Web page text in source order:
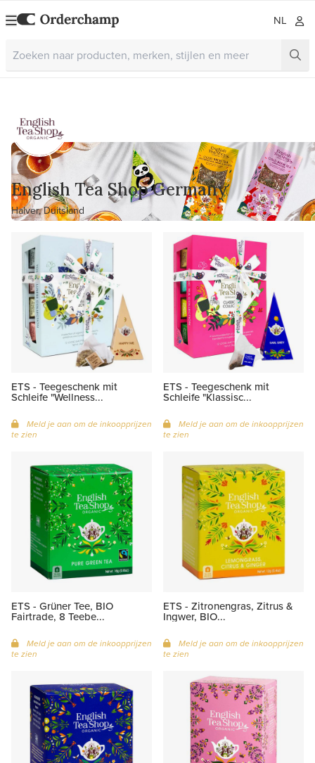
NL
English Tea Shop Germany
Halver, Duitsland
ETS - Teegeschenk mit
Schleife "Wellness...
Meld je aan om de inkoopprijzen
te zien
ETS - Teegeschenk mit
Schleife "Klassisc...
Meld je aan om de inkoopprijzen
te zien
ETS - Grüner Tee, BIO
Fairtrade, 8 Teebe...
Meld je aan om de inkoopprijzen
te zien
ETS - Zitronengras, Zitrus &
Ingwer, BIO...
Meld je aan om de inkoopprijzen
te zien